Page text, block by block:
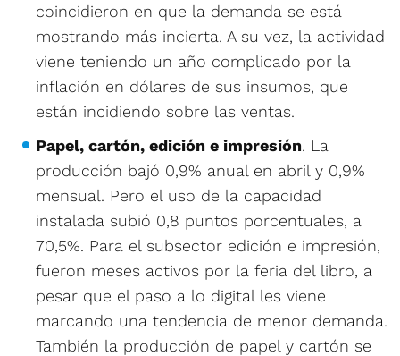
coincidieron en que la demanda se está
mostrando más incierta. A su vez, la actividad
viene teniendo un año complicado por la
inflación en dólares de sus insumos, que
están incidiendo sobre las ventas.
Papel, cartón, edición e impresión. La
producción bajó 0,9% anual en abril y 0,9%
mensual. Pero el uso de la capacidad
instalada subió 0,8 puntos porcentuales, a
70,5%. Para el subsector edición e impresión,
fueron meses activos por la feria del libro, a
pesar que el paso a lo digital les viene
marcando una tendencia de menor demanda.
También la producción de papel y cartón se